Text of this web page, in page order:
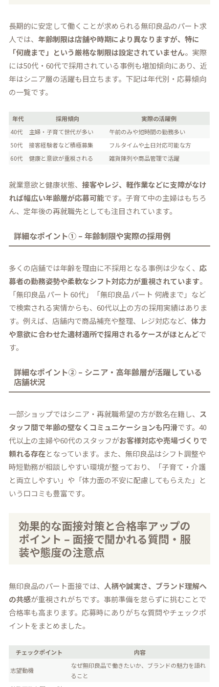
長期的に安定して働くことが求められる無印良品のパート求
人では、年齢制限は店舗や時期により異なりますが、特に
「何歳まで」という厳格な制限は設定されていません。実際
には50代・60代で採用されている事例も増加傾向にあり、近
年はシニア層の活躍も目立ちます。下記は年代別・応募傾向
の一覧です。
年代 採用傾向
実際の活躍例
40代
主婦・子育て世代が多い
午前のみや短時間の勤務多い
50代
接客経験者など積極募集
フルタイムや土日対応可能な方
60代
健康と意欲が重視される 雑貨陳列や商品管理で活躍
就業意欲と健康状態、接客やレジ、軽作業などに支障がなけ
れば幅広い年齢層が応募可能です。子育て中の主婦はもちろ
ん、定年後の再就職先としても注目されています。
詳細なポイント① – 年齢制限や実際の採用例
多くの店舗では年齢を理由に不採用となる事例は少なく、応
募者の勤務姿勢や柔軟なシフト対応力が重視されています。
「無印良品 パート 60代」「無印良品 パート 何歳まで」など
で検索される実情からも、60代以上の方の採用実績はありま
す。例えば、店舗内で商品補充や整理、レジ対応など、体力
や意欲に合わせた適材適所で採用されるケースがほとんどで
す。
詳細なポイント② – シニア・高年齢層が活躍している
店舗状況
一部ショップではシニア・再就職希望の方が数名在籍し、 ス
タッフ間で年齢の壁なくコミュニケーションも円滑です。40
代以上の主婦や60代のスタッフがお客様対応や売場づくりで
頼れる存在となっています。また、無印良品はシフト調整や
時短勤務が相談しやすい環境が整っており、「子育て・介護
と両立しやすい」や「体力面の不安に配慮してもらえた」と
いう口コミも豊富です。
効果的な面接対策と合格率アップの
ポイント – 面接で聞かれる質問・服
装や態度の注意点
無印良品のパート面接では、 人柄や誠実さ、ブランド理解へ
の共感が重視されがちです。事前準備を怠らずに挑むことで
合格率も高まります。応募時にありがちな質問やチェックポ
イントをまとめました。
チェックポイント 内容
志望動機
なぜ無印良品で働きたいか、ブランドの魅力を語れ
ること